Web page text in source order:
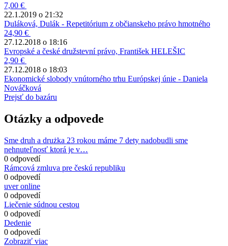
7,00 €
22.1.2019 o 21:32
Duláková, Dulák - Repetitórium z občianskeho právo hmotného
24,90 €
27.12.2018 o 18:16
Evropské a české družstevní právo, František HELEŠIC
2,90 €
27.12.2018 o 18:03
Ekonomické slobody vnútorného trhu Európskej únie - Daniela
Nováčková
Prejsť do bazáru
Otázky a odpovede
Sme druh a drużka 23 rokou máme 7 dety nadobudli sme
nehnuteľnosť ktorá je v…
0 odpovedí
Rámcová zmluva pre českú republiku
0 odpovedí
uver online
0 odpovedí
Liečenie súdnou cestou
0 odpovedí
Dedenie
0 odpovedí
Zobraziť viac